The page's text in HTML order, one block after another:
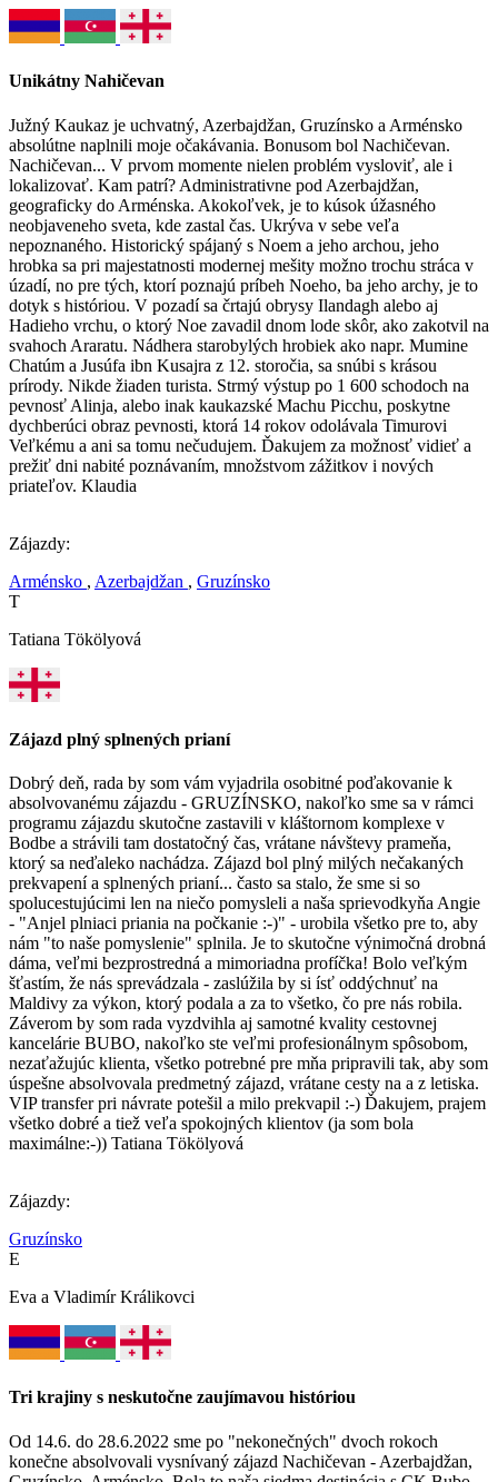
Unikátny Nahičevan
Južný Kaukaz je uchvatný, Azerbajdžan, Gruzínsko a Arménsko
absolútne naplnili moje očakávania. Bonusom bol Nachičevan.
Nachičevan... V prvom momente nielen problém vysloviť, ale i
lokalizovať. Kam patrí? Administrativne pod Azerbajdžan,
geograficky do Arménska. Akokoľvek, je to kúsok úžasného
neobjaveneho sveta, kde zastal čas. Ukrýva v sebe veľa
nepoznaného. Historický spájaný s Noem a jeho archou, jeho
hrobka sa pri majestatnosti modernej mešity možno trochu stráca v
úzadí, no pre tých, ktorí poznajú príbeh Noeho, ba jeho archy, je to
dotyk s históriou. V pozadí sa črtajú obrysy Ilandagh alebo aj
Hadieho vrchu, o ktorý Noe zavadil dnom lode skôr, ako zakotvil na
svahoch Araratu. Nádhera starobylých hrobiek ako napr. Mumine
Chatúm a Jusúfa ibn Kusajra z 12. storočia, sa snúbi s krásou
prírody. Nikde žiaden turista. Strmý výstup po 1 600 schodoch na
pevnosť Alinja, alebo inak kaukazské Machu Picchu, poskytne
dychberúci obraz pevnosti, ktorá 14 rokov odolávala Timurovi
Veľkému a ani sa tomu nečudujem. Ďakujem za možnosť vidieť a
prežiť dni nabité poznávaním, množstvom zážitkov i nových
priateľov. Klaudia
Zájazdy:
Arménsko , Azerbajdžan , Gruzínsko
T
Tatiana Tökölyová
Zájazd plný splnených prianí
Dobrý deň, rada by som vám vyjadrila osobitné poďakovanie k
absolvovanému zájazdu - GRUZÍNSKO, nakoľko sme sa v rámci
programu zájazdu skutočne zastavili v kláštornom komplexe v
Bodbe a strávili tam dostatočný čas, vrátane návštevy prameňa,
ktorý sa neďaleko nachádza. Zájazd bol plný milých nečakaných
prekvapení a splnených prianí... často sa stalo, že sme si so
spolucestujúcimi len na niečo pomysleli a naša sprievodkyňa Angie
- "Anjel plniaci priania na počkanie :-)" - urobila všetko pre to, aby
nám "to naše pomyslenie" splnila. Je to skutočne výnimočná drobná
dáma, veľmi bezprostredná a mimoriadna profíčka! Bolo veľkým
šťastím, že nás sprevádzala - zaslúžila by si ísť oddýchnuť na
Maldivy za výkon, ktorý podala a za to všetko, čo pre nás robila.
Záverom by som rada vyzdvihla aj samotné kvality cestovnej
kancelárie BUBO, nakoľko ste veľmi profesionálnym spôsobom,
nezaťažujúc klienta, všetko potrebné pre mňa pripravili tak, aby som
úspešne absolvovala predmetný zájazd, vrátane cesty na a z letiska.
VIP transfer pri návrate potešil a milo prekvapil :-) Ďakujem, prajem
všetko dobré a tiež veľa spokojných klientov (ja som bola
maximálne:-)) Tatiana Tökölyová
Zájazdy:
Gruzínsko
E
Eva a Vladimír Králikovci
Tri krajiny s neskutočne zaujímavou históriou
Od 14.6. do 28.6.2022 sme po "nekonečných" dvoch rokoch
konečne absolvovali vysnívaný zájazd Nachičevan - Azerbajdžan,